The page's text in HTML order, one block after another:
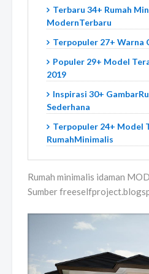
Terbaru 34+ Rumah
ModernTerbaru
Terpopuler 27+
Populer 29+ Model
2019
Inspirasi 30+
Sederhana
Terpopuler 24+ Model
RumahMinimalis
Rumah minimalis idaman
Sumber